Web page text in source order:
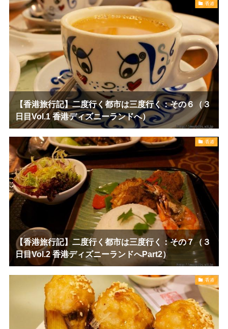
香港
【香港旅行記】二度行く都市は三度行く：その６（３
日目Vol.1 香港ディズニーランドへ）
香港
【香港旅行記】二度行く都市は三度行く：その７（３
日目Vol.2 香港ディズニーランドへPart2）
香港